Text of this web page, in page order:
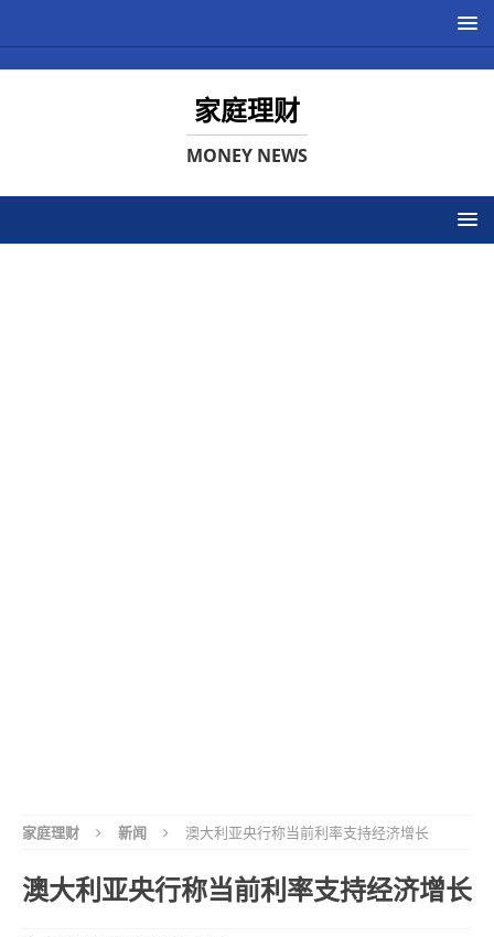
家庭理财
MONEY NEWS
家庭理财 新闻 澳大利亚央行称当前利率支持经济增长
澳大利亚央行称当前利率支持经济增长